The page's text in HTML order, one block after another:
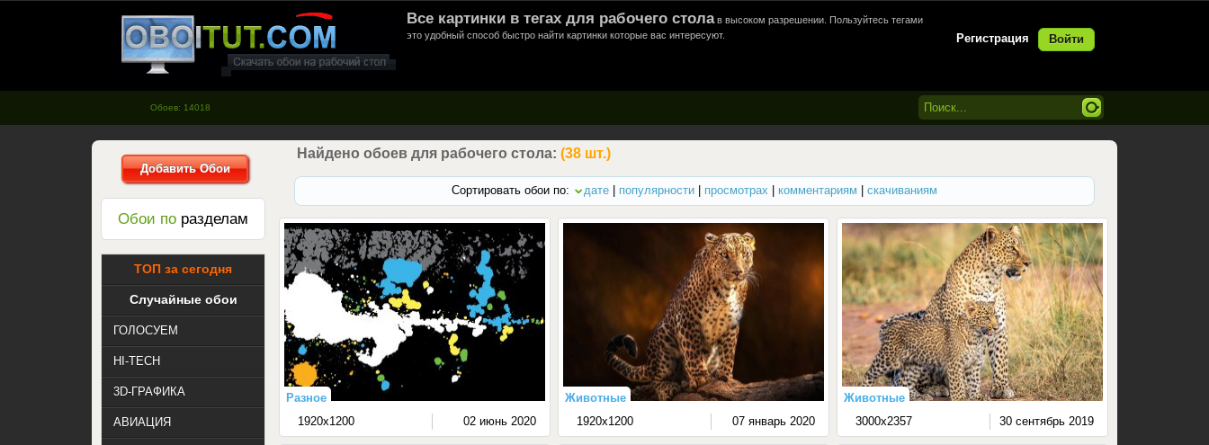
oboitut.com - Обои для рабочего
стола
Регистрация Войти
Все картинки в тегах для рабочего столав высоком разрешении. Пользуйтесь тегами
это удобный способ быстро найти картинки которые вас интересуют.
Обоев: 14018
Найдено обоев для рабочего стола: (38 шт.)
Сортировать обои по: дате популярности просмотрах комментариям скачиваниям
Разное
1920x1200
02 июнь 2020
Животные
1920x1200
07 январь 2020
Животные
3000x2357
30 сентябрь 2019
Добавить Обои
Обои по разделам
ТОП за сегодня
Случайные обои
ГОЛОСУЕМ
HI-TECH
3D-ГРАФИКА
АВИАЦИЯ